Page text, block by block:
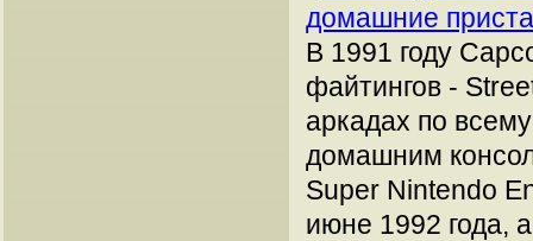
домашние
В 1991 году
файтингов -
аркадах по
домашним
Super Nintendo
июне 1992 года,